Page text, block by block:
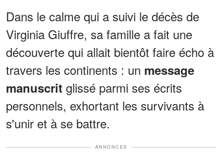
Dans le calme qui a suivi le décès de
Virginia Giuffre, sa famille a fait une
découverte qui allait bientôt faire écho à
travers les continents : un message
manuscrit glissé parmi ses écrits
personnels, exhortant les survivants à
s'unir et à se battre.
ANNONCES